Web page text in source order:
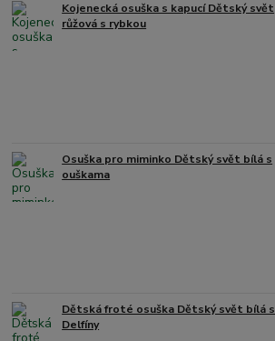
Kojenecká osuška s kapucí Dětský svět
růžová s rybkou
Osuška pro miminko Dětský svět bílá s
ouškama
Dětská froté osuška Dětský svět bílá s
Delfíny